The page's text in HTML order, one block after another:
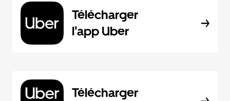
Télécharger
l'app Uber
Télécharger